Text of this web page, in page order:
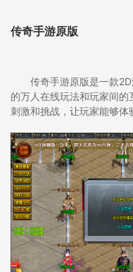
传奇手游原版
传奇手游原版是一款
的万人在线玩法和玩家间
刺激和挑战，让玩家能够体